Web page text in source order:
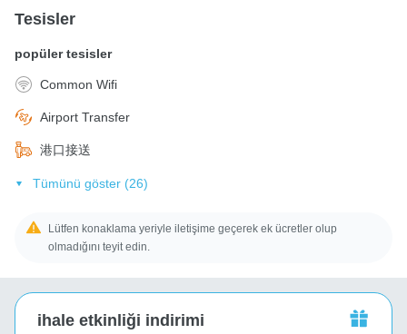
Tesisler
popüler tesisler
Common Wifi
Airport Transfer
港口接送
Tümünü göster (26)
Lütfen konaklama yeriyle iletişime geçerek ek ücretler olup
olmadığını teyit edin.
ihale etkinliği indirimi